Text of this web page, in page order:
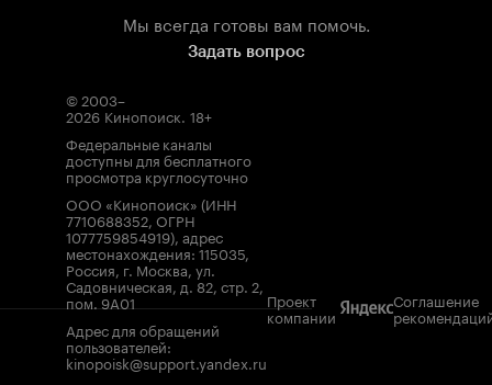
Мы всегда готовы вам помочь.
Задать вопрос
© 2003–
2026 Кинопоиск. 18+
Федеральные каналы
доступны для бесплатного
просмотра круглосуточно
ООО «Кинопоиск» (ИНН
7710688352, ОГРН
1077759854919), адрес
местонахождения: 115035,
Россия, г. Москва, ул.
Садовническая, д. 82, стр. 2,
пом. 9А01
Адрес для обращений
пользователей:
kinopoisk@support.yandex.ru
Проект
компании
Соглашение